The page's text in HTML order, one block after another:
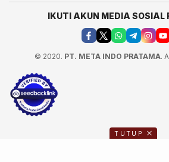
IKUTI AKUN MEDIA SOSIAL
© 2020. PT. META INDO PRATAMA.
TUTUP